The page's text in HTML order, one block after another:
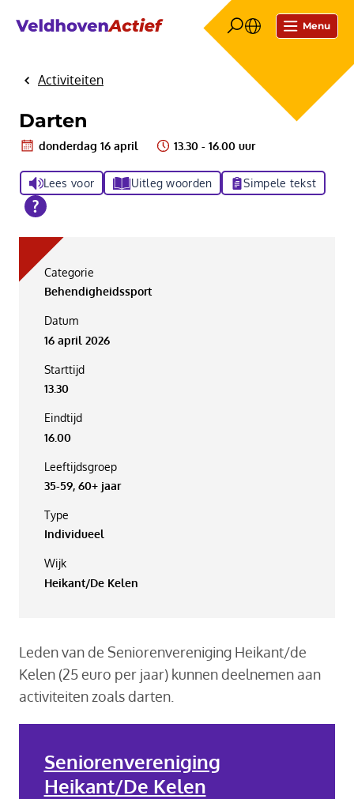
Menu
HomeActiviteiten
Darten
donderdag 16 april 13.30 - 16.00 uur
Lees voor Uitleg woorden Simpele tekst
Categorie
Behendigheidssport
Datum
16 april 2026
Starttijd
13.30
Eindtijd
16.00
Leeftijdsgroep
35-59, 60+ jaar
Type
Individueel
Wijk
Heikant/De Kelen
Leden van de Seniorenvereniging Heikant/de
Kelen (25 euro per jaar) kunnen deelnemen aan
activiteiten zoals darten.
Seniorenvereniging
Heikant/De Kelen